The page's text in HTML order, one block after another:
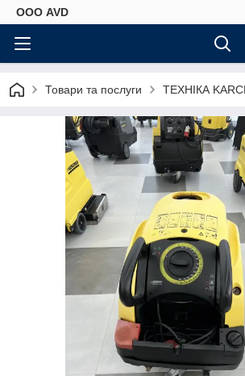
ООО AVD
Товари та послуги ТЕХНІКА